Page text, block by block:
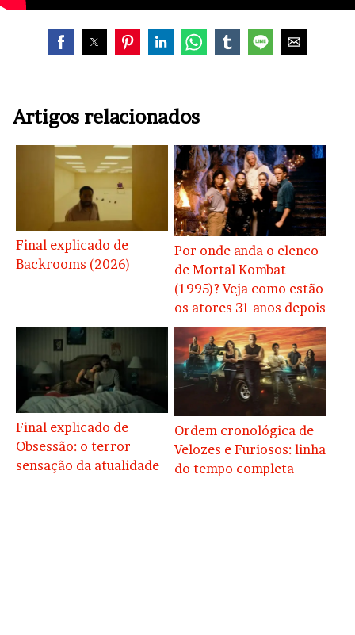
Artigos relacionados
Final explicado de
Backrooms (2026)
Por onde anda o elenco
de Mortal Kombat
(1995)? Veja como estão
os atores 31 anos depois
Final explicado de
Obsessão: o terror
sensação da atualidade
Ordem cronológica de
Velozes e Furiosos: linha
do tempo completa